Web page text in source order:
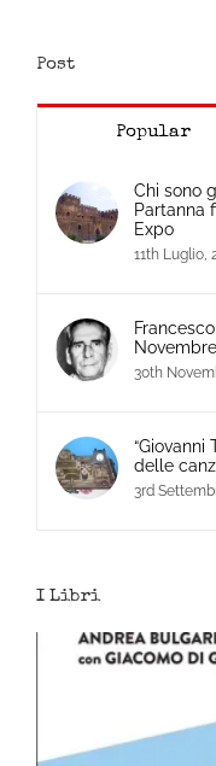
Post
Popular
Chi sono
Partanna
Expo
11th Luglio,
30th
“Giovanni
delle
3rd
I Libri